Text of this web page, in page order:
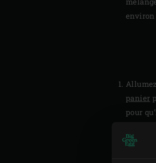
environ
panier
pour